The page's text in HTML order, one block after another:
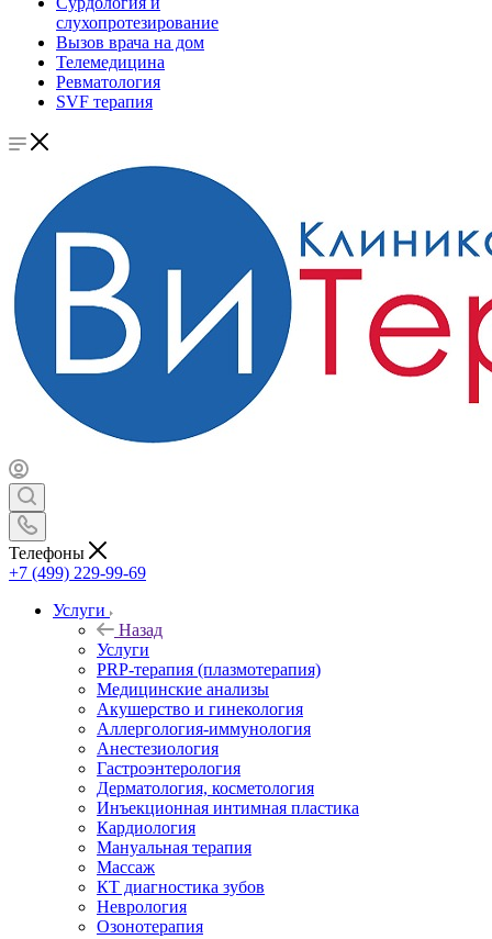
слухопротезирование
Вызов врача на дом
Телемедицина
Ревматология
SVF терапия
Телефоны
+7 (499) 229-99-69
Услуги
Назад
Услуги
PRP-терапия (плазмотерапия)
Медицинские анализы
Акушерство и гинекология
Аллергология-иммунология
Анестезиология
Гастроэнтерология
Дерматология, косметология
Инъекционная интимная пластика
Кардиология
Мануальная терапия
Массаж
КТ диагностика зубов
Неврология
Озонотерапия